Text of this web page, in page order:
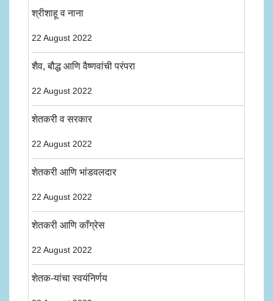
श्रीशाहू व नाना
22 August 2022
शैव, बौद्ध आणि वैष्णवांची परंपरा
22 August 2022
शेतकरी व सरकार
22 August 2022
शेतकरी आणि भांडवलदार
22 August 2022
शेतकरी आणि काँग्रेस
22 August 2022
शेतक-यांचा स्वयंनिर्णय